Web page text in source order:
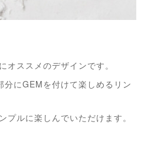
オススメのデザインです。
分にGEMを付けて楽しめるリン
プルに楽しんでいただけます。